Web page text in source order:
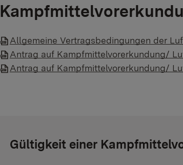
Allgemeine Vertragsbedingungen der
Antrag auf Kampfmittelvorerkundung/
Antrag auf Kampfmittelvorerkundung/
Gültigkeit einer